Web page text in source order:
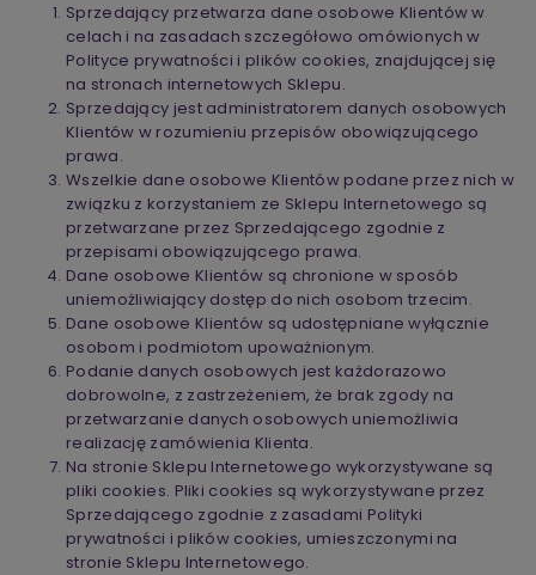
Sprzedający przetwarza dane osobowe Klientów w
celach i na zasadach szczegółowo omówionych w
Polityce prywatności i plików cookies, znajdującej się
na stronach internetowych Sklepu.
Sprzedający jest administratorem danych osobowych
Klientów w rozumieniu przepisów obowiązującego
prawa.
Wszelkie dane osobowe Klientów podane przez nich w
związku z korzystaniem ze Sklepu Internetowego są
przetwarzane przez Sprzedającego zgodnie z
przepisami obowiązującego prawa.
Dane osobowe Klientów są chronione w sposób
uniemożliwiający dostęp do nich osobom trzecim.
Dane osobowe Klientów są udostępniane wyłącznie
osobom i podmiotom upoważnionym.
Podanie danych osobowych jest każdorazowo
dobrowolne, z zastrzeżeniem, że brak zgody na
przetwarzanie danych osobowych uniemożliwia
realizację zamówienia Klienta.
Na stronie Sklepu Internetowego wykorzystywane są
pliki cookies. Pliki cookies są wykorzystywane przez
Sprzedającego zgodnie z zasadami Polityki
prywatności i plików cookies, umieszczonymi na
stronie Sklepu Internetowego.